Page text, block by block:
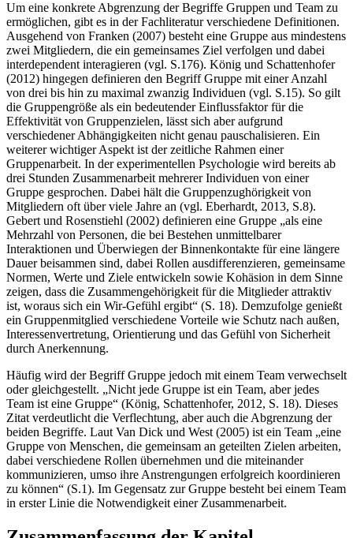
Um eine konkrete Abgrenzung der Begriffe Gruppen und Team zu
ermöglichen, gibt es in der Fachliteratur verschiedene Definitionen.
Ausgehend von Franken (2007) besteht eine Gruppe aus mindestens
zwei Mitgliedern, die ein gemeinsames Ziel verfolgen und dabei
interdependent interagieren (vgl. S.176). König und Schattenhofer
(2012) hingegen definieren den Begriff Gruppe mit einer Anzahl
von drei bis hin zu maximal zwanzig Individuen (vgl. S.15). So gilt
die Gruppengröße als ein bedeutender Einflussfaktor für die
Effektivität von Gruppenzielen, lässt sich aber aufgrund
verschiedener Abhängigkeiten nicht genau pauschalisieren. Ein
weiterer wichtiger Aspekt ist der zeitliche Rahmen einer
Gruppenarbeit. In der experimentellen Psychologie wird bereits ab
drei Stunden Zusammenarbeit mehrerer Individuen von einer
Gruppe gesprochen. Dabei hält die Gruppenzughörigkeit von
Mitgliedern oft über viele Jahre an (vgl. Eberhardt, 2013, S.8).
Gebert und Rosenstiehl (2002) definieren eine Gruppe „als eine
Mehrzahl von Personen, die bei Bestehen unmittelbarer
Interaktionen und Überwiegen der Binnenkontakte für eine längere
Dauer beisammen sind, dabei Rollen ausdifferenzieren, gemeinsame
Normen, Werte und Ziele entwickeln sowie Kohäsion in dem Sinne
zeigen, dass die Zusammengehörigkeit für die Mitglieder attraktiv
ist, woraus sich ein Wir-Gefühl ergibt“ (S. 18). Demzufolge genießt
ein Gruppenmitglied verschiedene Vorteile wie Schutz nach außen,
Interessenvertretung, Orientierung und das Gefühl von Sicherheit
durch Anerkennung.
Häufig wird der Begriff Gruppe jedoch mit einem Team verwechselt
oder gleichgestellt. „Nicht jede Gruppe ist ein Team, aber jedes
Team ist eine Gruppe“ (König, Schattenhofer, 2012, S. 18). Dieses
Zitat verdeutlicht die Verflechtung, aber auch die Abgrenzung der
beiden Begriffe. Laut Van Dick und West (2005) ist ein Team „eine
Gruppe von Menschen, die gemeinsam an geteilten Zielen arbeiten,
dabei verschiedene Rollen übernehmen und die miteinander
kommunizieren, umso ihre Anstrengungen erfolgreich koordinieren
zu können“ (S.1). Im Gegensatz zur Gruppe besteht bei einem Team
in erster Linie die Notwendigkeit einer Zusammenarbeit.